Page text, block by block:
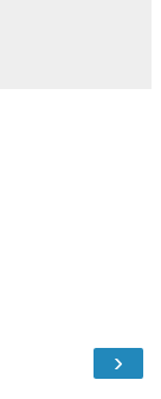
›